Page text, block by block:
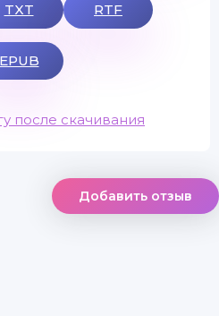
TXT RTF
EPUB
после скачивания
Добавить отзыв